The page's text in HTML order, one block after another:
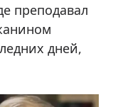
преподавал
дней,